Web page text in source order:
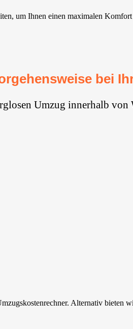
um Ihnen einen maximalen
bei
Umzug innerhalb
Alternativ bieten